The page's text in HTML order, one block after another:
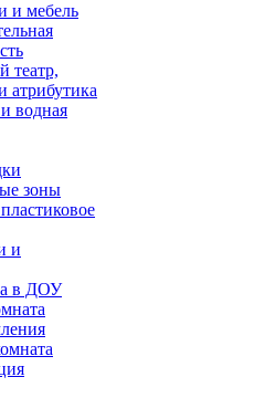
и мебель
театр,
атрибутика
водная
зоны
и
в ДОУ